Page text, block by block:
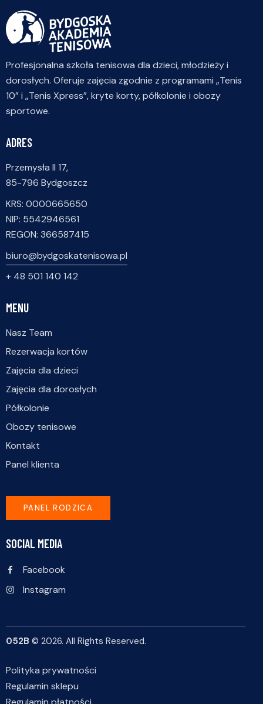
Profesjonalna szkoła tenisowa dla dzieci, młodzieży i
dorosłych. Oferuje zajęcia zgodnie z programami „Tenis
10” i „Tenis Xpress”, kryte korty, półkolonie i obozy
sportowe.
ADRES
Przemysła II 17,
85-796 Bydgoszcz
KRS: 0000665650
NIP: 5542946561
REGON: 366587415
biuro@bydgoskatenisowa.pl
+ 48 501 140 142
MENU
Nasz Team
Rezerwacja kortów
Zajęcia dla dzieci
Zajęcia dla dorosłych
Półkolonie
Obozy tenisowe
Kontakt
Panel klienta
PANEL RODZICA
SOCIAL MEDIA
Facebook
Instagram
052B © 2026. All Rights Reserved.
Polityka prywatności
Regulamin sklepu